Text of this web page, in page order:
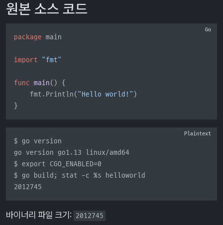
원본 소스 코드
package main
import "fmt"
func main()
{
    fmt.Println(
"Hello world!")
}
$ go version
go version go1.13 linux/amd64
$ export CGO_ENABLED=0
$ go build; stat -c %s helloworld
2012745
바이너리 파일 크기: 2012745